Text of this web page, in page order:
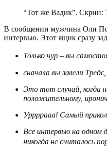
“Тот же Вадик”. Скрин:
В сообщении мужчина Оли
интервью. Этот ящик сразу
Только чур – вы
сначала вы завели
Это тот случай, когда не будучи ни на сцене, ни часто на телеэкранах, благодаря лишь одному
положительному,
Уррррааа! Самый
Все интервью на одном дыхании, Вы очень мудрый и интересный человек, а прямолинейность без фальши
никогда не считалось